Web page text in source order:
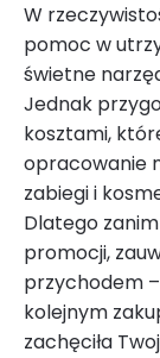
W
pomoc w
świetne
Jednak
kosztami,
opracowanie
zabiegi i
Dlatego
promocji,
przychodem
kolejnym
zachęciła